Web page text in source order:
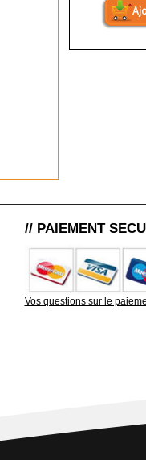
// PAIEMENT
Vos questions sur le